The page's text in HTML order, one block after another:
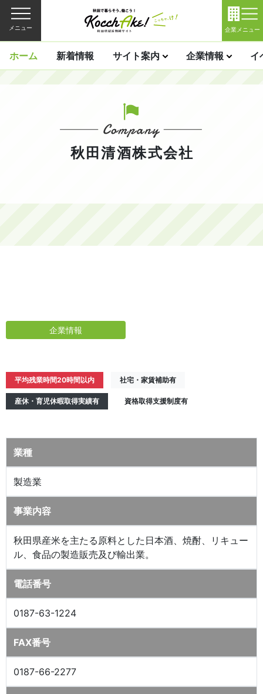
メニュー 企業メニュー
ホーム 新着情報 サイト案内 企業情報 イ
秋田清酒株式会社
企業情報
平均残業時間20時間以内 社宅・家賃補助有
産休・育児休暇取得実績有 資格取得支援制度有
業種
製造業
事業内容
秋田県産米を主たる原料とした日本酒、焼酎、リキュー
ル、食品の製造販売及び輸出業。
電話番号
0187-63-1224
FAX番号
0187-66-2277